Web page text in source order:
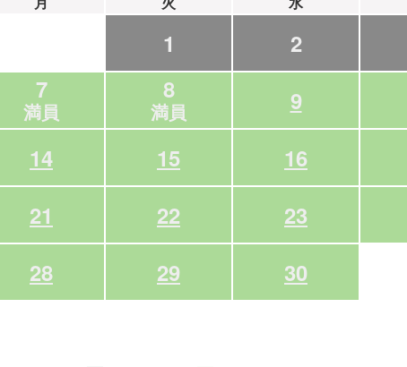
1 2
7
満員
8
満員 9
14
15 16
21
22 23
28
29 30